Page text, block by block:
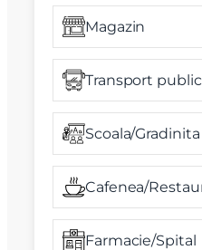
Magazin
Transport public
Scoala/Gradinita
Cafenea/
Farmacie/Spital